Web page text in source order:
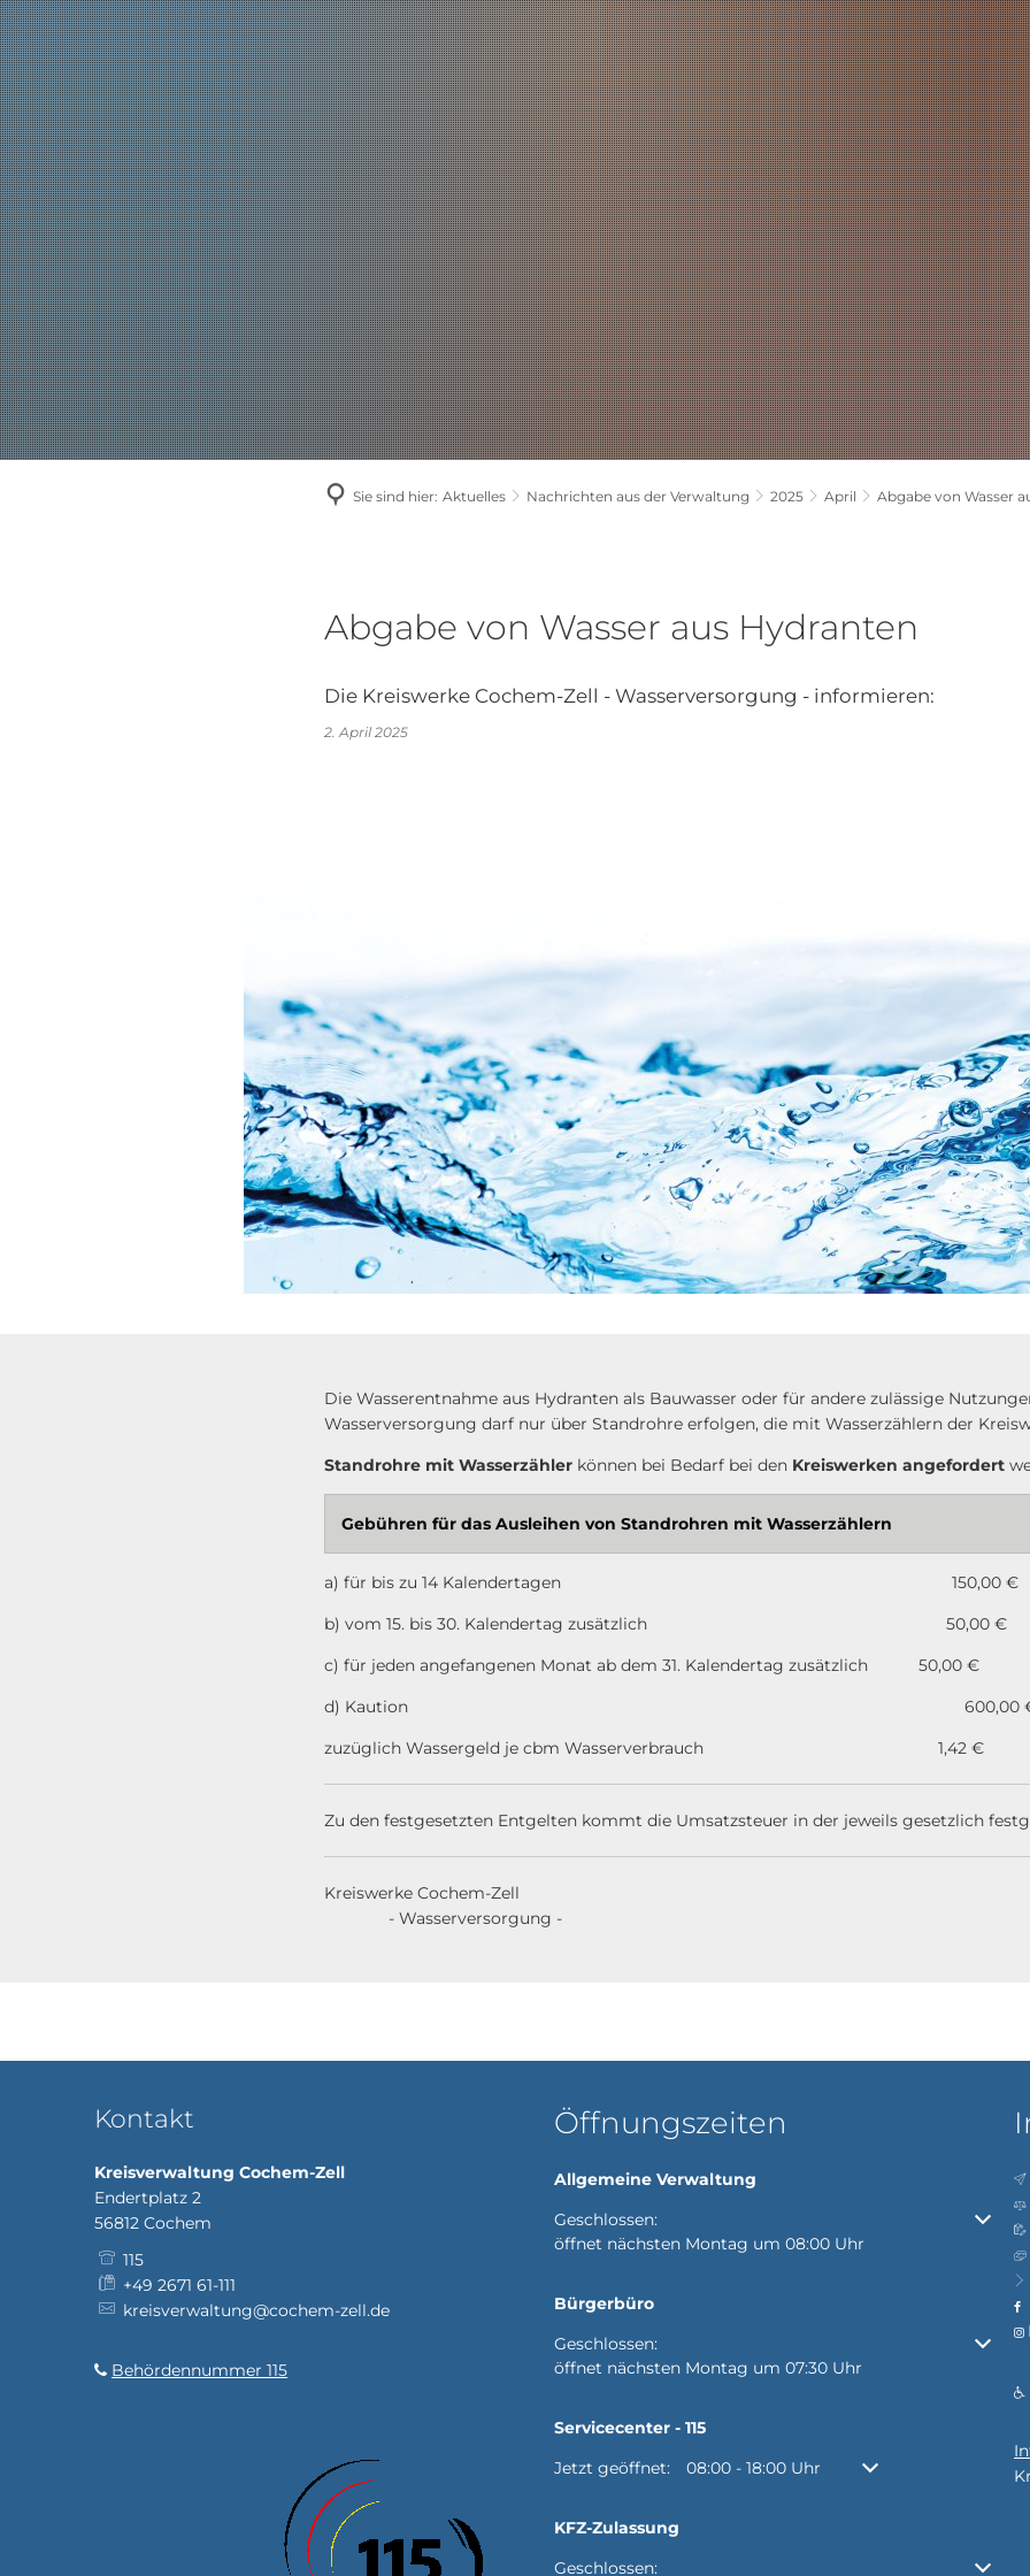
AKTUELLES LANDKREIS POLITIK VERWALTUNG THEMEN
Sie sind hier: Aktuelles Nachrichten aus der Verwaltung 2025 April Abgabe von Wasser
Abgabe von Wasser aus Hydranten
Die Kreiswerke Cochem-Zell - Wasserversorgung - informieren:
2. April 2025
Die Wasserentnahme aus Hydranten als Bauwasser oder für andere zulässige
Wasserversorgung darf nur über Standrohre erfolgen, die mit Wasserzählern der
Standrohre mit Wasserzähler können bei Bedarf bei den Kreiswerken angefordert
Gebühren für das Ausleihen von Standrohren mit Wasserzählern
a) für bis zu 14 Kalendertagen 150,00 €
b) vom 15. bis 30. Kalendertag zusätzlich 50,00 €
c) für jeden angefangenen Monat ab dem 31. Kalendertag zusätzlich 50,00 €
d) Kaution 600,00
zuzüglich Wassergeld je cbm Wasserverbrauch 1,42 €
Zu den festgesetzten Entgelten kommt die Umsatzsteuer in der jeweils gesetzlich
Kreiswerke
- Wasserversorgung -
Kontakt
Kreisverwaltung Cochem-Zell
Endertplatz 2
56812 Cochem
115
+49 2671 61-111
kreisverwaltung@cochem-zell.de
Behördennummer 115
Öffnungszeiten
Allgemeine Verwaltung
Klicken, um weitere Öffnungs- oder Schließzeiten
Geschlossen:
öffnet nächsten Montag um 08:00 Uhr
Bürgerbüro
Klicken, um weitere Öffnungs- oder Schließzeiten
Geschlossen:
öffnet nächsten Montag um 07:30 Uhr
Servicecenter - 115
Klicken, um weitere Öffnungs- oder Schließzeiten
Jetzt geöffnet: 08:00 - 18:00 Uhr Von 08:00 bis 18:00
KFZ-Zulassung
Klicken, um weitere Öffnungs- oder Schließzeiten
Geschlossen: